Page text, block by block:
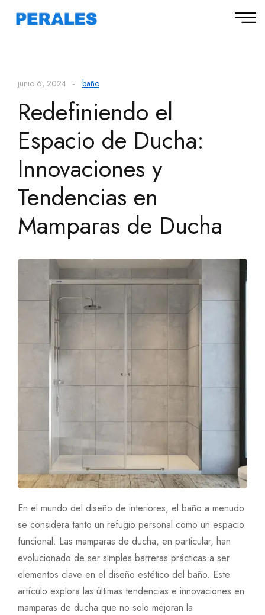
junio 6, 2024 baño
Redefiniendo el
Espacio de Ducha:
Innovaciones y
Tendencias en
Mamparas de Ducha
En el mundo del diseño de interiores, el baño a menudo
se considera tanto un refugio personal como un espacio
funcional. Las mamparas de ducha, en particular, han
evolucionado de ser simples barreras prácticas a ser
elementos clave en el diseño estético del baño. Este
artículo explora las últimas tendencias e innovaciones en
mamparas de ducha que no solo mejoran la